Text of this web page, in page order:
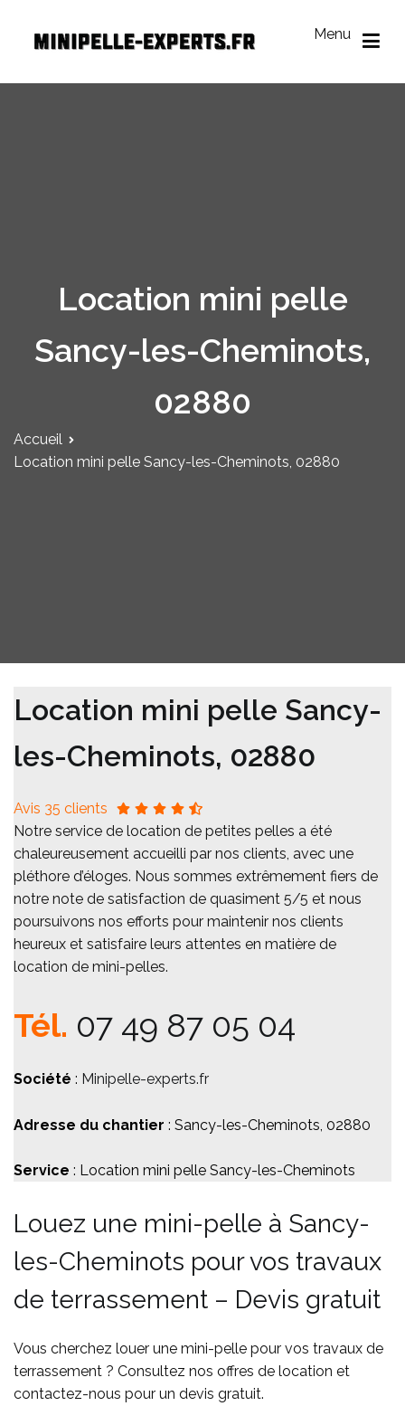
contenu
Mini Pelle Experts
Menu
Location mini pelle
Sancy-les-Cheminots,
02880
Accueil
Location mini pelle Sancy-les-Cheminots, 02880
Location mini pelle Sancy-
les-Cheminots, 02880
Avis 35 clients
Notre service de location de petites pelles a été
chaleureusement accueilli par nos clients, avec une
pléthore d’éloges. Nous sommes extrêmement fiers de
notre note de satisfaction de quasiment 5/5 et nous
poursuivons nos efforts pour maintenir nos clients
heureux et satisfaire leurs attentes en matière de
location de mini-pelles.
Tél. 07 49 87 05 04
Société : Minipelle-experts.fr
Adresse du chantier : Sancy-les-Cheminots, 02880
Service : Location mini pelle Sancy-les-Cheminots
Louez une mini-pelle à Sancy-
les-Cheminots pour vos travaux
de terrassement – Devis gratuit
Vous cherchez louer une mini-pelle pour vos travaux de
terrassement ? Consultez nos offres de location et
contactez-nous pour un devis gratuit.